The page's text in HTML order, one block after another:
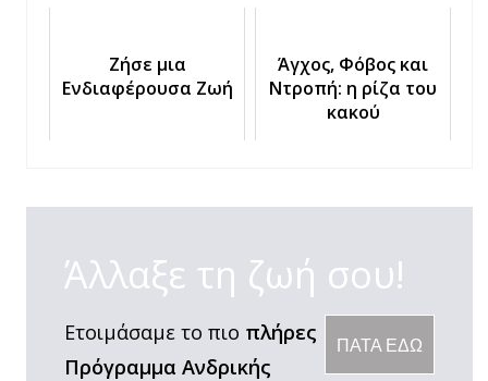
Ζήσε μια
Ενδιαφέρουσα Ζωή
Άγχος, Φόβος και
Ντροπή: η ρίζα του
κακού
Άλλαξε τη ζωή σου!
ΠΑΤΑ ΕΔΩ
Ετοιμάσαμε το πιο πλήρες
Πρόγραμμα Ανδρικής